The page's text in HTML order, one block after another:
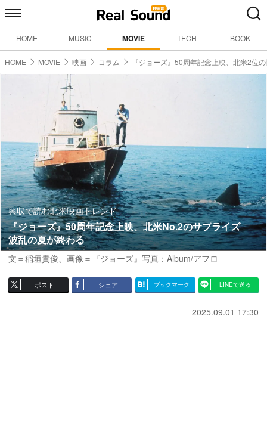
HOME MUSIC MOVIE TECH BOOK
HOME MOVIE 映画 コラム 『ジョーズ』50周年記念上映、北米2位
興収で読む北米映画トレンド
『ジョーズ』50周年記念上映、北米No.2のサプライズ
波乱の夏が終わる
文＝稲垣貴俊、画像＝『ジョーズ』写真：Album/アフロ
ポスト シェア ブックマーク LINEで送る
2025.09.01 17:30